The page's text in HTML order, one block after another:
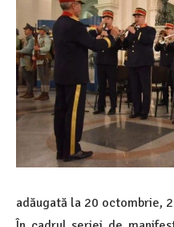
adăugată la 20 octombrie,